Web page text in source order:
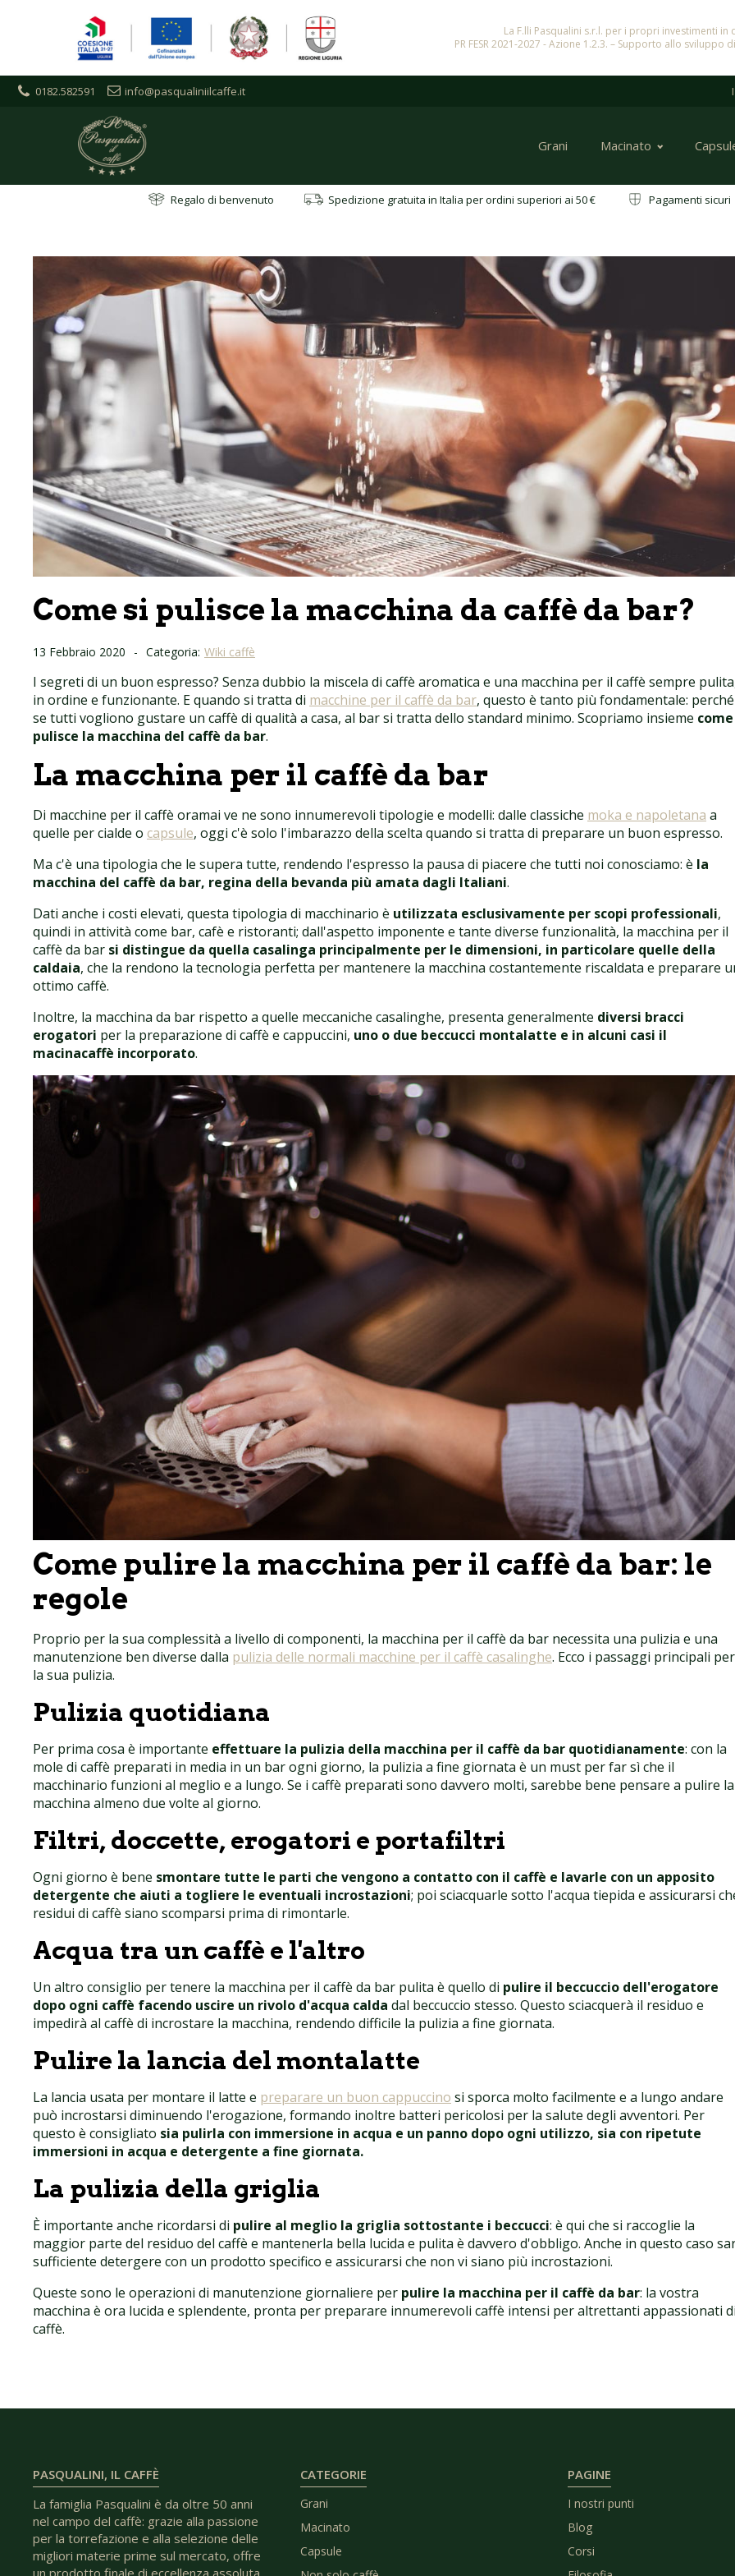
La F.lli Pasqualini s.r.l. per i propri investimenti
PR FESR 2021-2027 - Azione 1.2.3. – Supporto allo
0182.582591 info@pasqualiniilcaffe.it
Grani Macinato
Regalo di benvenuto Spedizione gratuita in Italia per ordini superiori ai 50 € Pagamenti
Come si pulisce la macchina da caffè da bar?
13 Febbraio 2020 - Categoria: Wiki caffè
I segreti di un buon espresso? Senza dubbio la miscela di caffè aromatica e una macchina per il caffè sempre
in ordine e funzionante. E quando si tratta di macchine per il caffè da bar, questo è tanto più fondamentale: perché
se tutti vogliono gustare un caffè di qualità a casa, al bar si tratta dello standard minimo. Scopriamo insieme
pulisce la macchina del caffè da bar.
La macchina per il caffè da bar
Di macchine per il caffè oramai ve ne sono innumerevoli tipologie e modelli: dalle classiche moka e napoletana a
quelle per cialde o capsule, oggi c'è solo l'imbarazzo della scelta quando si tratta di preparare un buon espresso.
Ma c'è una tipologia che le supera tutte, rendendo l'espresso la pausa di piacere che tutti noi conosciamo: è la
macchina del caffè da bar, regina della bevanda più amata dagli Italiani.
Dati anche i costi elevati, questa tipologia di macchinario è utilizzata esclusivamente per scopi professionali,
quindi in attività come bar, cafè e ristoranti; dall'aspetto imponente e tante diverse funzionalità, la macchina per il
caffè da bar si distingue da quella casalinga principalmente per le dimensioni, in particolare quelle della
caldaia, che la rendono la tecnologia perfetta per mantenere la macchina costantemente riscaldata e preparare
ottimo caffè.
Inoltre, la macchina da bar rispetto a quelle meccaniche casalinghe, presenta generalmente diversi bracci
erogatori per la preparazione di caffè e cappuccini, uno o due beccucci montalatte e in alcuni casi il
macinacaffè incorporato.
Come pulire la macchina per il caffè da bar: le
regole
Proprio per la sua complessità a livello di componenti, la macchina per il caffè da bar necessita una pulizia e una
manutenzione ben diverse dalla pulizia delle normali macchine per il caffè casalinghe. Ecco i passaggi principali per
la sua pulizia.
Pulizia quotidiana
Per prima cosa è importante effettuare la pulizia della macchina per il caffè da bar quotidianamente: con la
mole di caffè preparati in media in un bar ogni giorno, la pulizia a fine giornata è un must per far sì che il
macchinario funzioni al meglio e a lungo. Se i caffè preparati sono davvero molti, sarebbe bene pensare a pulire la
macchina almeno due volte al giorno.
Filtri, doccette, erogatori e portafiltri
Ogni giorno è bene smontare tutte le parti che vengono a contatto con il caffè e lavarle con un apposito
detergente che aiuti a togliere le eventuali incrostazioni; poi sciacquarle sotto l'acqua tiepida e assicurarsi
residui di caffè siano scomparsi prima di rimontarle.
Acqua tra un caffè e l'altro
Un altro consiglio per tenere la macchina per il caffè da bar pulita è quello di pulire il beccuccio dell'erogatore
dopo ogni caffè facendo uscire un rivolo d'acqua calda dal beccuccio stesso. Questo sciacquerà il residuo e
impedirà al caffè di incrostare la macchina, rendendo difficile la pulizia a fine giornata.
Pulire la lancia del montalatte
La lancia usata per montare il latte e preparare un buon cappuccino si sporca molto facilmente e a lungo andare
può incrostarsi diminuendo l'erogazione, formando inoltre batteri pericolosi per la salute degli avventori. Per
questo è consigliato sia pulirla con immersione in acqua e un panno dopo ogni utilizzo, sia con ripetute
immersioni in acqua e detergente a fine giornata.
La pulizia della griglia
È importante anche ricordarsi di pulire al meglio la griglia sottostante i beccucci: è qui che si raccoglie la
maggior parte del residuo del caffè e mantenerla bella lucida e pulita è davvero d'obbligo. Anche in questo caso
sufficiente detergere con un prodotto specifico e assicurarsi che non vi siano più incrostazioni.
Queste sono le operazioni di manutenzione giornaliere per pulire la macchina per il caffè da bar: la vostra
macchina è ora lucida e splendente, pronta per preparare innumerevoli caffè intensi per altrettanti appassionati
caffè.
PASQUALINI, IL CAFFÈ
La famiglia Pasqualini è da oltre 50 anni
nel campo del caffè: grazie alla passione
per la torrefazione e alla selezione delle
migliori materie prime sul mercato, offre
CATEGORIE
Grani
Macinato
Capsule
PAGINE
I nostri punti
Blog
Corsi